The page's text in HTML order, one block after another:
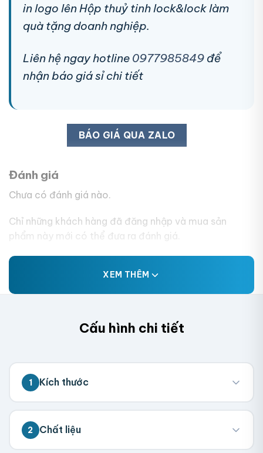
in logo lên Hộp thuỷ tinh lock&lock làm
quà tặng doanh nghiệp.
Liên hệ ngay hotline 0977985849 để
nhận báo giá sỉ chi tiết
BÁO GIÁ QUA ZALO
Đánh giá
Chưa có đánh giá nào.
Chỉ những khách hàng đã đăng nhập và mua sản
phẩm này mới có thể đưa ra đánh giá.
XEM THÊM
Cấu hình chi tiết
1 Kích thước
💡 Đo kích thước bên trong hộp (nơi chứa
sản phẩm). Chúng tôi sẽ tính toán kích
2 Chất liệu